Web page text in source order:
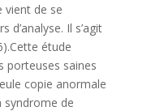
vient de se
Il s’agit
étude
porteuses saines
copie anormale
syndrome de